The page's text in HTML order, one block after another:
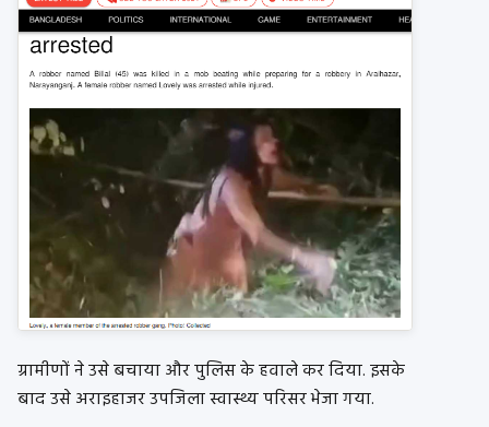
ग्रामीणों ने उसे बचाया और पुलिस के हवाले कर दिया. इसके
बाद उसे अराइहाजर उपजिला स्वास्थ्य परिसर भेजा गया.